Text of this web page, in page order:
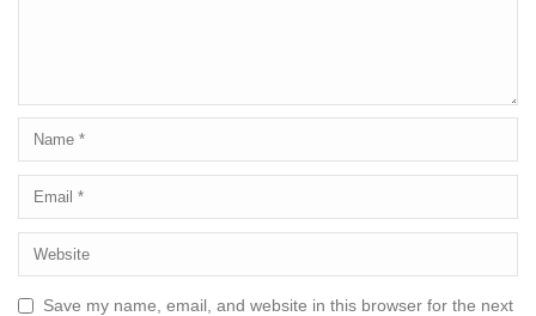
Save my name, email, and website in this browser for the next